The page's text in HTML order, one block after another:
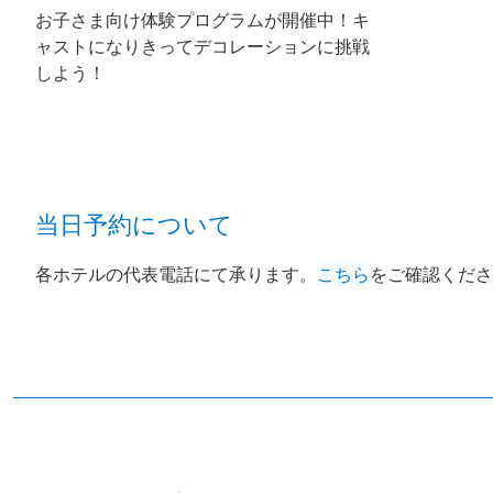
お子さま向け体験プログラムが開催中！キ
ャストになりきってデコレーションに挑戦
しよう！
当日予約について
各ホテルの代表電話にて承ります。 こちらをご確認くだ